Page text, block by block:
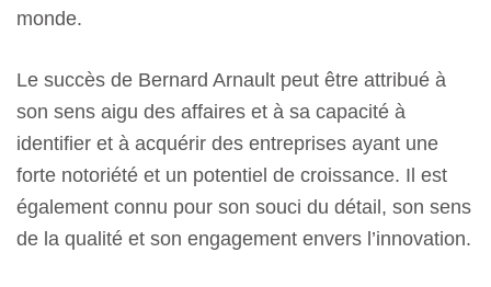
monde.
Le succès de Bernard Arnault peut être attribué à
son sens aigu des affaires et à sa capacité à
identifier et à acquérir des entreprises ayant une
forte notoriété et un potentiel de croissance. Il est
également connu pour son souci du détail, son sens
de la qualité et son engagement envers l’innovation.